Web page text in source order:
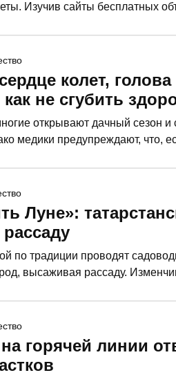
Изучив сайты бесплатных
и урожай в подарок,
колет,
не сгубить
открывают дачный сезон и
медики предупреждают, что,
инфаркта.
Луне»:
по традиции проводят
высаживая рассаду.
в этом вопросе, читайте в
горячей линии